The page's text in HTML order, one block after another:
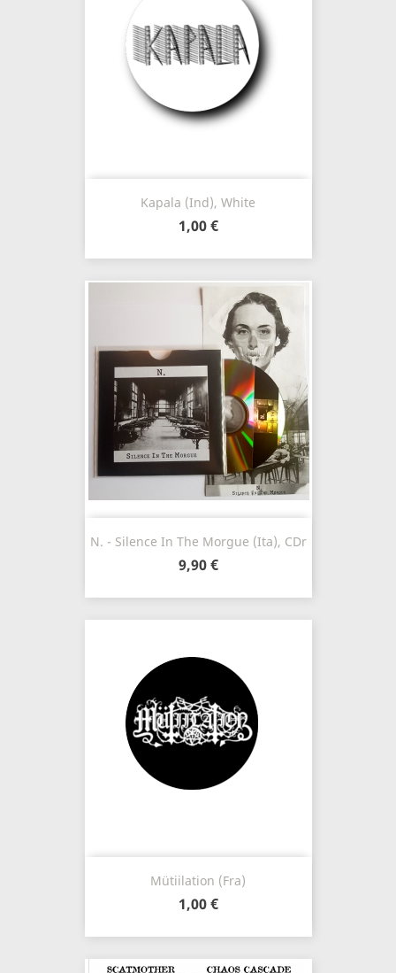
Kapala (Ind), White
1,00 €
N. - Silence In The Morgue (Ita), CDr
9,90 €
Mütiilation (Fra)
1,00 €